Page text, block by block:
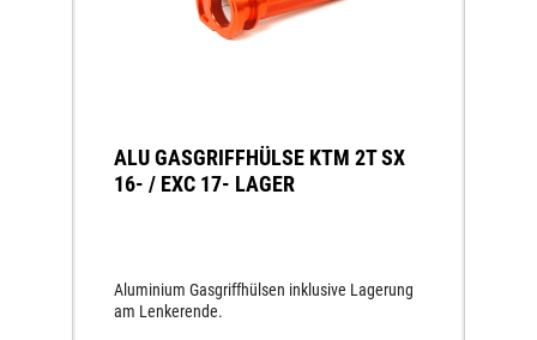
ALU GASGRIFFHÜLSE KTM 2T SX
16- / EXC 17- LAGER
Aluminium Gasgriffhülsen inklusive Lagerung
am Lenkerende.